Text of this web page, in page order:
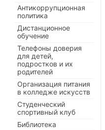
Антикоррупционная
политика
Дистанционное
обучение
Телефоны доверия
для детей,
подростков и их
родителей
Организация питания
в колледже искусств
Студенческий
спортивный клуб
Библиотека